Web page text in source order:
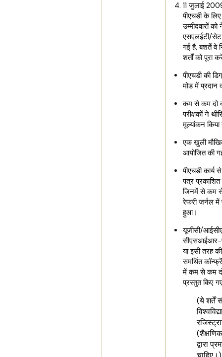
11 जुलाई
पीएचडी के
उम्मीदवारों
एसएलईटी/
गई है, बशर्ते वे
शर्तों को पूरा
पीएचडी की
मोड में प्रदान
कम से कम दो
परीक्षकों ने
मूल्यांकन किया
एक खुली
आयोजित की
पीएचडी कार्य
पत्र प्रकाशित
जिनमें से कम
रेफरी जर्नल में
हुआ।
यूजीसी/
सीएसआईआर-
या इसी तरह
समर्थित
में कम से कम
प्रस्तुत किए
(ये शर्तें
द्वारा